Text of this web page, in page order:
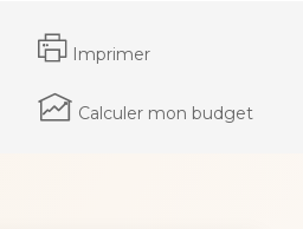
Imprimer
Calculer mon budget